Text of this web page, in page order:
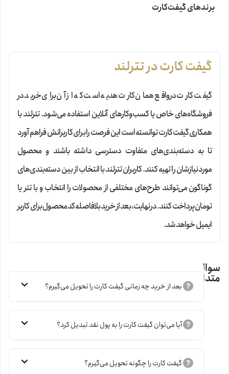
برند‌های گیفت‌کارت
گیفت کارت در تترلند
گیفت کارت در‌واقع همان کارت هدیه است که از آن برای خرید در
فروشگاه‌های خاص یا کسب‌و‌کارهای آنلاین استفاده می‌شود. تترلند با
همکاری گیفت کارت توانسته است این فرصت را برای کاربرانش فراهم آورد
تا به دسته‌بندی‌های متفاوت دسترسی داشته باشند و محصول
مورد‌نیازشان را تهیه کنند. کاربران تترلند با انتخاب از بین دسته‌بندی‌های
گوناگون می‌توانند طرح‌های مختلفی از محصولات را انتخاب و با تتر یا
تومان پرداخت کنند. در‌نهایت، بعد از خرید بلافاصله کد محصول برای کاربر
ایمیل خواهد شد.
سوالات
متداول بعد از خرید چه زمانی گیفت کارت را تحویل می‌گیرم؟
آیا می‌توان گیفت کارت را به پول نقد تبدیل کرد؟
گیفت کارت را چگونه تحویل می‌گیرم؟